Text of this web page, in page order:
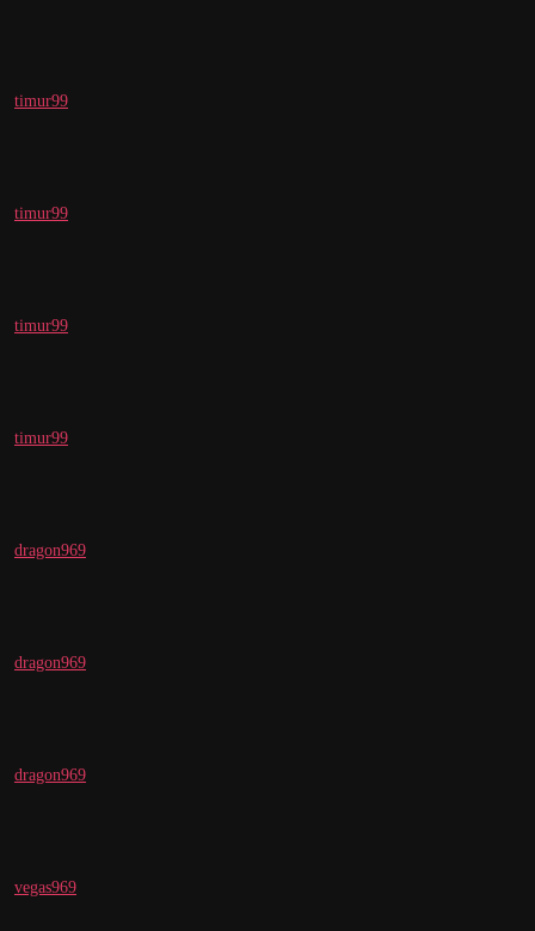
timur99
timur99
timur99
timur99
dragon969
dragon969
dragon969
vegas969